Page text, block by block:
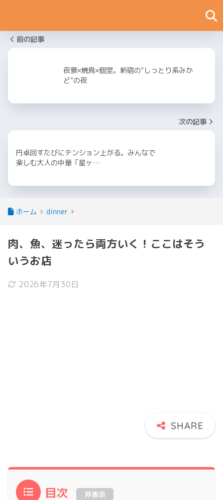
前の記事
夜景×焼鳥×個室。新宿の“しっとり系みか
ど”の夜
次の記事
円卓回すたびにテンション上がる。みんなで
楽しむ大人の中華「星ヶ…
ホーム dinner
肉、魚、迷ったら両方いく！ここはそう
いうお店
2026年7月30日
目次 非表示